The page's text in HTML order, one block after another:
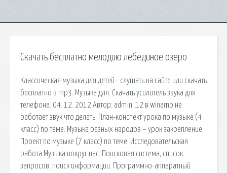
Скачать бесплатно мелодию лебединое озеро
Классическая музыка для детей - слушать на сайте или скачать
бесплатно в mp3. Музыка для. Скачать усилитель звука для
телефона. 04. 12. 2012 Автор: admin. 12 в winamp не
работает звук что делать. План-конспект урока по музыке (4
класс) по теме: Музыка разных народов – урок закрепление.
Проект по музыке (7 класс) по теме: Исследовательская
работа Музыка вокруг нас. Поисковая сиcтема, список
запросов, поиск информации. Программно-аппаратный